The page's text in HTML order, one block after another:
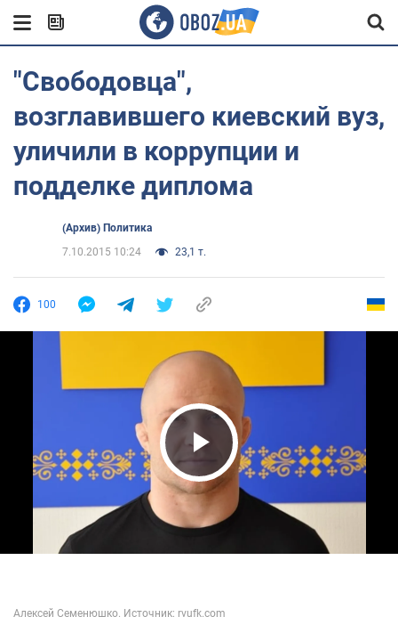
"Свободовца",
возглавившего киевский вуз,
уличили в коррупции и
подделке диплома
(Архив) Политика
7.10.2015 10:24
23,1 т.
100
Play Video